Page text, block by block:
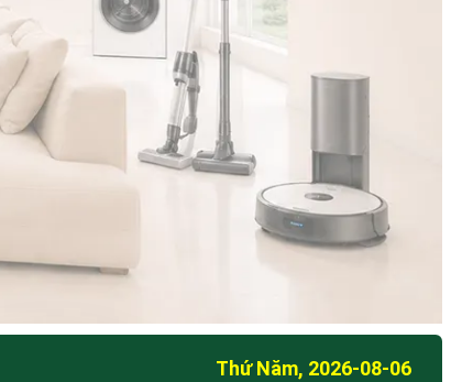
Thứ Năm, 2026-08-06